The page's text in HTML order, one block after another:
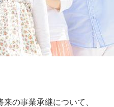
の事業承継について、